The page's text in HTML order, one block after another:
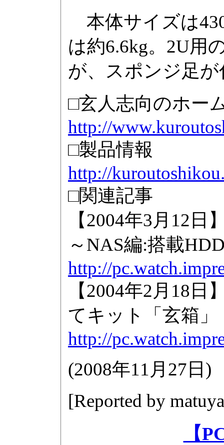
本体サイズは
は約6.6kg。2U用
が、スポンジ足
□玄人志向のホー
http://
□製品情報
http://
□関連記事
【2004年3月12
～NAS編:搭載
http://
【2004年2月18
てキット「玄箱」
http://
(2008年11月27日 )
[Reported by
【